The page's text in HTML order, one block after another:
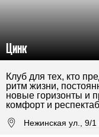
Цинк
Клуб для тех, кто
ритм жизни,
новые горизонты и
комфорт и
Нежинская ул., 9/1